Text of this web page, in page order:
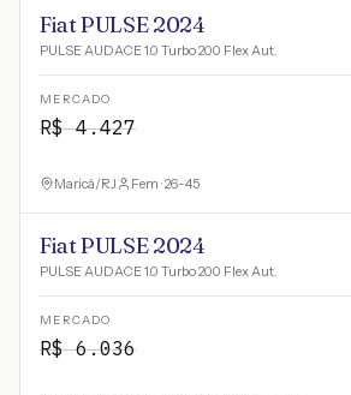
Fiat PULSE 2024
PULSE AUDACE 1.0 Turbo 200 Flex Aut.
MERCADO
R$4.427
Maricá/RJ Fem · 26-45
Fiat PULSE 2024
PULSE AUDACE 1.0 Turbo 200 Flex Aut.
MERCADO
R$6.036